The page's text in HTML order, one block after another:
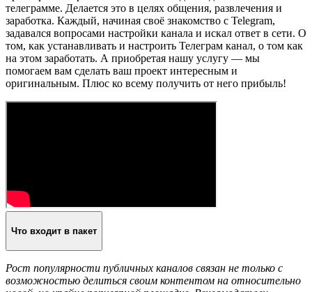
телеграмме. Делается это в целях общения, развлечения и
заработка. Каждый, начиная своё знакомство с Telegram,
задавался вопросами настройки канала и искал ответ в сети. О
том, как устанавливать и настроить Телеграм канал, о том как
на этом заработать. А приобретая нашу услугу — мы
помогаем вам сделать ваш проект интересным и
оригинальным. Плюс ко всему получить от него прибыль!
Что входит в пакет
Рост популярности публичных каналов связан не только с
возможностью делиться своим контентом на относительно